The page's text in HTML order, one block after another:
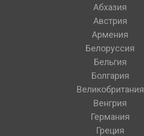
Абхазия
Австрия
Армения
Белоруссия
Бельгия
Болгария
Великобритания
Венгрия
Германия
Греция